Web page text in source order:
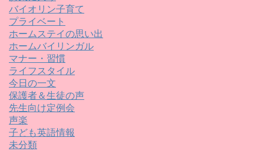
バイオリン子育て
プライベート
ホームステイの思い出
ホームバイリンガル
マナー・習慣
ライフスタイル
今日の一文
保護者＆生徒の声
先生向け定例会
声楽
子ども英語情報
未分類